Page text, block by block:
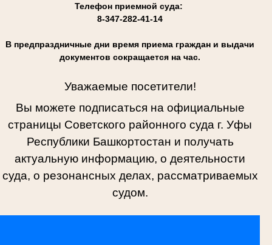
Телефон приемной суда:
8-347-282-41-14
В предпраздничные дни время приема граждан и выдачи
документов сокращается на час.
Уважаемые посетители!
Вы можете подписаться на официальные
страницы Советского районного суда г. Уфы
Республики Башкортостан и получать
актуальную информацию, о деятельности
суда, о резонансных делах, рассматриваемых
судом.